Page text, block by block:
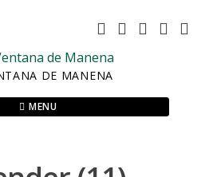
DE MANENA
MENU